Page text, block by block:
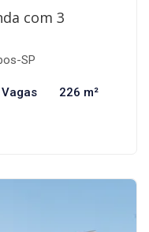
com 3
SP
Vagas 226 m²